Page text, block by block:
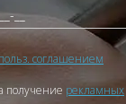
соглашением
получение рекламных